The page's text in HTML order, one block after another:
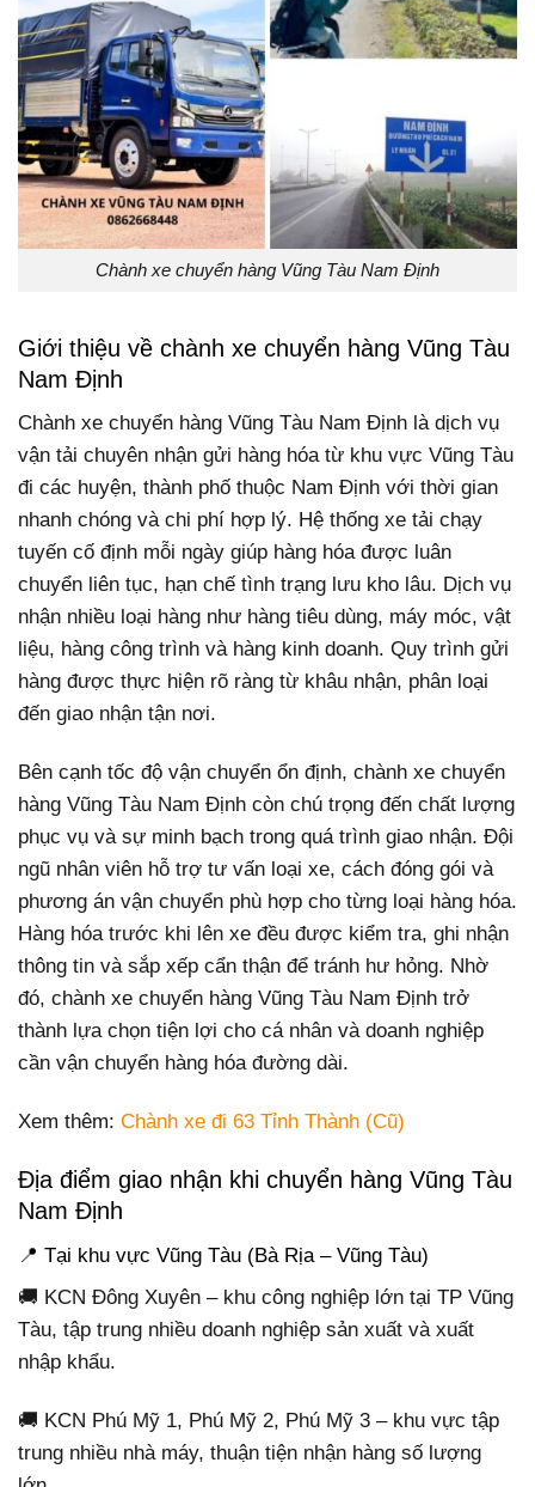
Chành xe chuyển hàng Vũng Tàu Nam Định
Giới thiệu về chành xe chuyển hàng Vũng Tàu
Nam Định
Chành xe chuyển hàng Vũng Tàu Nam Định là dịch vụ
vận tải chuyên nhận gửi hàng hóa từ khu vực Vũng Tàu
đi các huyện, thành phố thuộc Nam Định với thời gian
nhanh chóng và chi phí hợp lý. Hệ thống xe tải chạy
tuyến cố định mỗi ngày giúp hàng hóa được luân
chuyển liên tục, hạn chế tình trạng lưu kho lâu. Dịch vụ
nhận nhiều loại hàng như hàng tiêu dùng, máy móc, vật
liệu, hàng công trình và hàng kinh doanh. Quy trình gửi
hàng được thực hiện rõ ràng từ khâu nhận, phân loại
đến giao nhận tận nơi.
Bên cạnh tốc độ vận chuyển ổn định, chành xe chuyển
hàng Vũng Tàu Nam Định còn chú trọng đến chất lượng
phục vụ và sự minh bạch trong quá trình giao nhận. Đội
ngũ nhân viên hỗ trợ tư vấn loại xe, cách đóng gói và
phương án vận chuyển phù hợp cho từng loại hàng hóa.
Hàng hóa trước khi lên xe đều được kiểm tra, ghi nhận
thông tin và sắp xếp cẩn thận để tránh hư hỏng. Nhờ
đó, chành xe chuyển hàng Vũng Tàu Nam Định trở
thành lựa chọn tiện lợi cho cá nhân và doanh nghiệp
cần vận chuyển hàng hóa đường dài.
Xem thêm: Chành xe đi 63 Tỉnh Thành (Cũ)
Địa điểm giao nhận khi chuyển hàng Vũng Tàu
Nam Định
📍 Tại khu vực Vũng Tàu (Bà Rịa – Vũng Tàu)
🚚 KCN Đông Xuyên – khu công nghiệp lớn tại TP Vũng
Tàu, tập trung nhiều doanh nghiệp sản xuất và xuất
nhập khẩu.
🚚 KCN Phú Mỹ 1, Phú Mỹ 2, Phú Mỹ 3 – khu vực tập
trung nhiều nhà máy, thuận tiện nhận hàng số lượng